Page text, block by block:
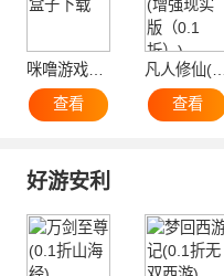
咪噜游戏盒子下载
查看
凡人修仙(增强现实版（0.1折）)
查看
好游安利